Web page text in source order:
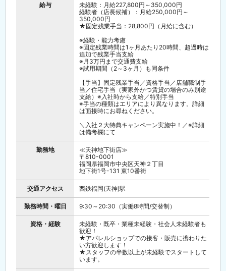
オシャレも人とのつながりも思いっきり楽しめ
ますよ。
希望や適性に合わせ、着実にステップUPが目指
せる環境が整っています。
＼オンライン会社説明会を実施します／
7/30（木）13：00 ／ 8/7（金）16：00
＼＊採用＊Instagramページ／
https://www.instagram.com/aiia_recruit/
＼永年勤続表彰有／
◆勤続5年・15年の節目に社員の新たな挑戦を
応援する制有。
趣味・スキル習得など社員自身の成長につなが
る活動を応援します。
ショップスタッフとして10年以上勤務する社員
対象。
特別な体験を後押しする支援金を支給します。
※今年は韓国に行きました
給与
未経験：月給227,800円～350,000円
経験者（店長候補）：月給250,000円～
350,000円
★固定残業手当：28,800円（月給に含む）
※経験・能力考慮
※固定残業時間は1ヶ月あたり20時間、超過時は
追加で残業手当支給
※月3万円まで交通費支給
※試用期間（2～3ヶ月）も同条件
【手当】固定残業手当／資格手当／店舗職制手
当／住宅手当（実家外かつ賃貸の場合のみ別途
支給）※入社時から支給／特別手当
※手当の種類はエリアにより異なります。詳細
は面接時にお尋ねください。
＼入社２大特典キャンペーン実施中！／※詳細
は備考欄にて
勤務地
≪天神地下街店≫
〒810-0001
福岡県福岡市中央区天神２丁目
地下街1号-131 東10番街
交通アクセス 西鉄福岡(天神)駅
勤務時間・曜日 9:30～20:30（実働8時間/交替制）
資格・経験
未経験・既卒・業種未経験・社会人未経験者も
歓迎！
★アパレルショップでの接客・販売に携わりた
い方歓迎します！
★スタッフの半数以上が未経験でスタートして
います。